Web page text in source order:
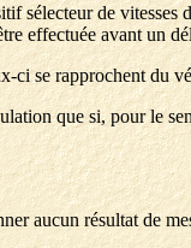
sélecteur de
effectuée avant un
ci se rapprochent du
que si, pour le
aucun résultat de